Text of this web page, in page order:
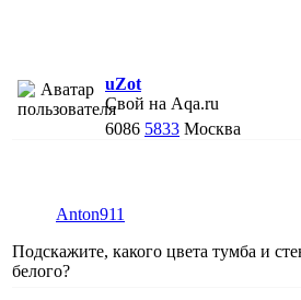
uZot
Свой на Aqa.ru
6086 5833 Москва
Anton911
Подскажите, какого цвета тумба и
белого?